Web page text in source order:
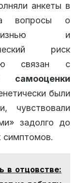
анкеты в
вопросы о
жизнью и
риск
связан с
самооценки
были
чувствовали
задолго до
симптомов.
в отцовстве: